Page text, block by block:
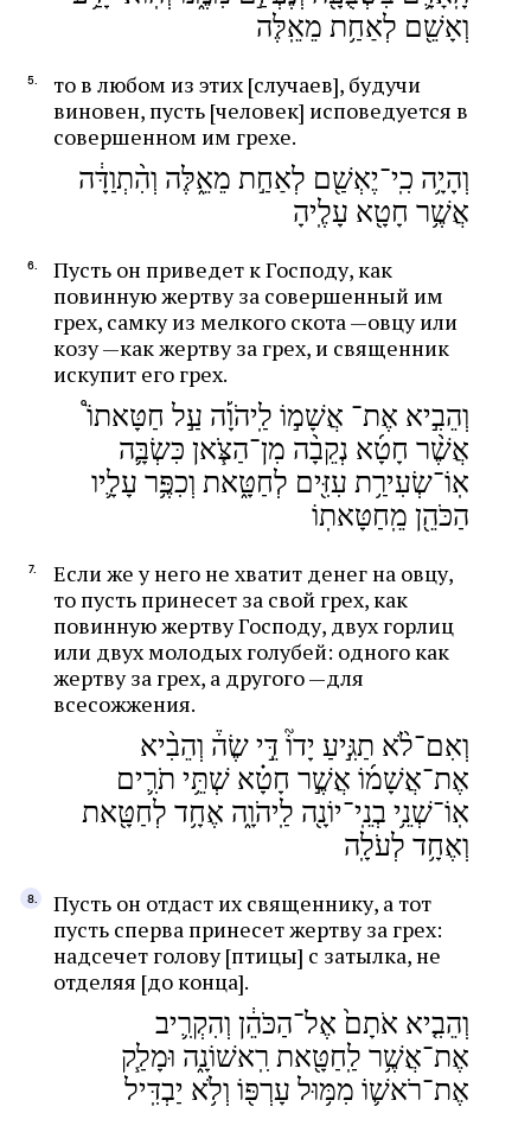
וְאָשֵׁ֖ם לְאַחַ֥ת מֵאֵֽלֶּה
то в любом из этих [случаев], будучи
виновен, пусть [человек] исповедуется в
совершенном им грехе.
וְהָיָ֥ה כִֽי־יֶאְשַׁ֖ם לְאַחַ֣ת מֵאֵ֑לֶּה וְהִ֨תְוַדָּ֔ה
אֲשֶׁ֥ר חָטָ֖א עָלֶֽיהָ
Пусть он приведет к Господу, как
повинную жертву за совершенный им
грех, самку из мелкого скота —овцу или
козу —как жертву за грех, и священник
искупит его грех.
וְהֵבִ֣יא אֶת־ אֲשָׁמ֣וֹ לַֽיהֹוָ֡ה עַ֣ל חַטָּאתוֹ֩
אֲשֶׁ֨ר חָטָ֜א נְקֵבָ֨ה מִן־הַצֹּ֧אן כִּשְׂבָּ֛ה
אֽוֹ־שְׂעִירַ֥ת עִזִּ֖ים לְחַטָּ֑את וְכִפֶּ֥ר עָלָ֛יו
הַכֹּהֵ֖ן מֵֽחַטָּאתֽוֹ
Если же у него не хватит денег на овцу,
то пусть принесет за свой грех, как
повинную жертву Господу, двух горлиц
или двух молодых голубей: одного как
жертву за грех, а другого —для
всесожжения.
וְאִם־לֹ֨א תַגִּ֣יעַ יָדוֹ֘ דֵּ֣י שֶׂה֒ וְהֵבִ֨יא
אֶת־אֲשָׁמ֜וֹ אֲשֶׁ֣ר חָטָ֗א שְׁתֵּ֥י תֹרִ֛ים
אֽוֹ־שְׁנֵ֥י בְנֵֽי־יוֹנָ֖ה לַֽיהֹוָ֑ה אֶחָ֥ד לְחַטָּ֖את
וְאֶחָ֥ד לְעֹלָֽה
Пусть он отдаст их священнику, а тот
пусть сперва принесет жертву за грех:
надсечет голову [птицы] с затылка, не
отделяя [до конца].
וְהֵבִ֤יא אֹתָם֙ אֶל־הַכֹּהֵ֔ן וְהִקְרִ֛יב
אֶת־אֲשֶׁ֥ר לַֽחַטָּ֖את רִֽאשׁוֹנָ֑ה וּמָלַ֧ק
אֶת־רֹאשׁ֛וֹ מִמּ֥וּל עָרְפּ֖וֹ וְלֹ֥א יַבְדִּֽיל
самые интересные публикации с сайта по электронной
почте
Подписаться